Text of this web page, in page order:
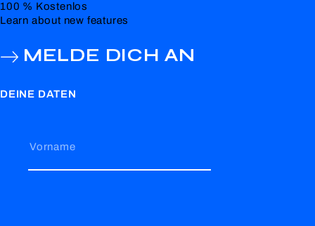
100 % Kostenlos
Learn about new features
MELDE DICH AN
DEINE DATEN
Vorname